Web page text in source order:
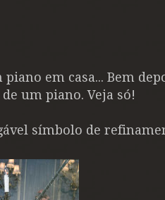
em casa... Bem
de um piano. Veja só!
símbolo de